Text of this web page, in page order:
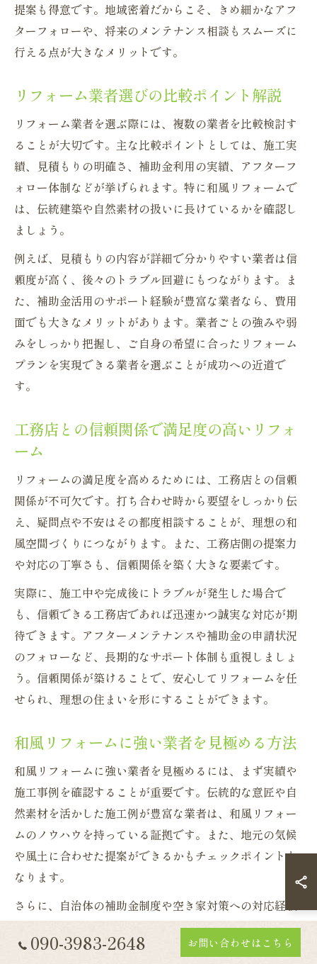
提案も得意です。地域密着だからこそ、きめ細かなアフ
ターフォローや、将来のメンテナンス相談もスムーズに
行える点が大きなメリットです。
リフォーム業者選びの比較ポイント解説
リフォーム業者を選ぶ際には、複数の業者を比較検討す
ることが大切です。主な比較ポイントとしては、施工実
績、見積もりの明確さ、補助金利用の実績、アフターフ
ォロー体制などが挙げられます。特に和風リフォームで
は、伝統建築や自然素材の扱いに長けているかを確認し
ましょう。
例えば、見積もりの内容が詳細で分かりやすい業者は信
頼度が高く、後々のトラブル回避にもつながります。ま
た、補助金活用のサポート経験が豊富な業者なら、費用
面でも大きなメリットがあります。業者ごとの強みや弱
みをしっかり把握し、ご自身の希望に合ったリフォーム
プランを実現できる業者を選ぶことが成功への近道で
す。
工務店との信頼関係で満足度の高いリフォ
ーム
リフォームの満足度を高めるためには、工務店との信頼
関係が不可欠です。打ち合わせ時から要望をしっかり伝
え、疑問点や不安はその都度相談することが、理想の和
風空間づくりにつながります。また、工務店側の提案力
や対応の丁寧さも、信頼関係を築く大きな要素です。
実際に、施工中や完成後にトラブルが発生した場合で
も、信頼できる工務店であれば迅速かつ誠実な対応が期
待できます。アフターメンテナンスや補助金の申請状況
のフォローなど、長期的なサポート体制も重視しましょ
う。信頼関係が築けることで、安心してリフォームを任
せられ、理想の住まいを形にすることができます。
和風リフォームに強い業者を見極める方法
和風リフォームに強い業者を見極めるには、まず実績や
施工事例を確認することが重要です。伝統的な意匠や自
然素材を活かした施工例が豊富な業者は、和風リフォー
ムのノウハウを持っている証拠です。また、地元の気候
や風土に合わせた提案ができるかもチェックポイントと
なります。
さらに、自治体の補助金制度や空き家対策への対応経験
も業者選びの判断材料となります。口コミや利用者の体
験談を参考にすることで、実際の満足度やトラブル対応
090-3983-2648 お問い合わせはこちら